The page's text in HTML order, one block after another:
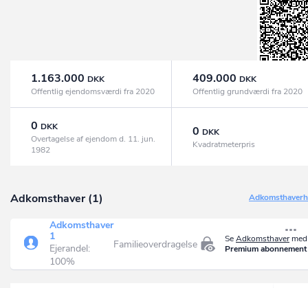
1.163.000 DKK
Offentlig ejendomsværdi fra 2020
409.000 DKK
Offentlig grundværdi fra 2020
0 DKK
Overtagelse af ejendom d. 11. jun.
1982
0 DKK
Kvadratmeterpris
Adkomsthaver (1)
SeAdkomsthaver
Premium abonnement
Adkomsthaver
1
Ejerandel:
100%
Familieoverdragelse